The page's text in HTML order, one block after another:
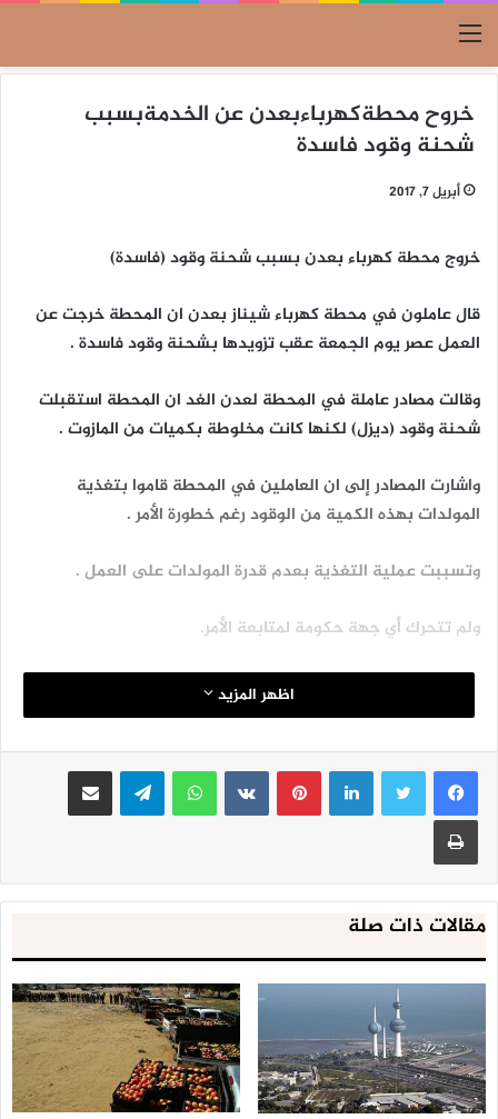
القائمة
خروح محطةكهرباءبعدن عن الخدمةبسبب
شحنة وقود فاسدة
أبريل 7, 2017
خروج محطة كهرباء بعدن بسبب شحنة وقود (فاسدة)
قال عاملون في محطة كهرباء شيناز بعدن ان المحطة خرجت عن
العمل عصر يوم الجمعة عقب تزويدها بشحنة وقود فاسدة .
وقالت مصادر عاملة في المحطة لعدن الغد ان المحطة استقبلت
شحنة وقود (ديزل) لكنها كانت مخلوطة بكميات من المازوت .
واشارت المصادر إلى ان العاملين في المحطة قاموا بتغذية
المولدات بهذه الكمية من الوقود رغم خطورة الأمر .
وتسببت عملية التغذية بعدم قدرة المولدات على العمل .
ولم تتحرك أي جهة حكومة لمتابعة الأمر.
اظهر المزيد
لينكدإنبينتيريست واتساب تيلقرام مشاركة عبر البريد
طباعة
مقالات ذات صلة